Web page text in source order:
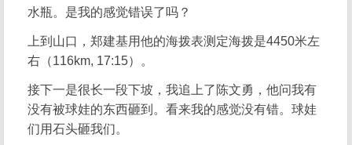
水瓶。是我的感觉错误了吗？
上到山口，郑建基用他的海拨表测定海拨是4450米左
右（116km, 17:15）。
接下一是很长一段下坡，我追上了陈文勇，他问我有
没有被球娃的东西砸到。看来我的感觉没有错。球娃
们用石头砸我们。